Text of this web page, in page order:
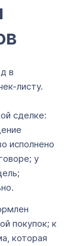
в
листу.
сделке:
исполнено
у
покупок; к
которая